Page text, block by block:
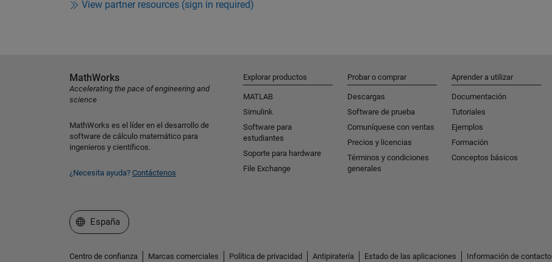
View partner resources (sign in required)
MathWorks
Accelerating the pace of engineering and
science
MathWorks es el líder en el desarrollo de
software de cálculo matemático para
ingenieros y científicos.
¿Necesita ayuda? Contáctenos
Explorar productos
MATLAB
Simulink
Software para
estudiantes
Soporte para hardware
File Exchange
Probar o comprar
Descargas
Software de prueba
Comuníquese con ventas
Precios y licencias
Términos y condiciones
generales
Aprender a utilizar
Documentación
Tutoriales
Ejemplos
Formación
Conceptos básicos
Seleccione un país/idioma
España
Centro de confianza Marcas comerciales Política de privacidad Antipiratería Estado de las aplicaciones Información de contacto